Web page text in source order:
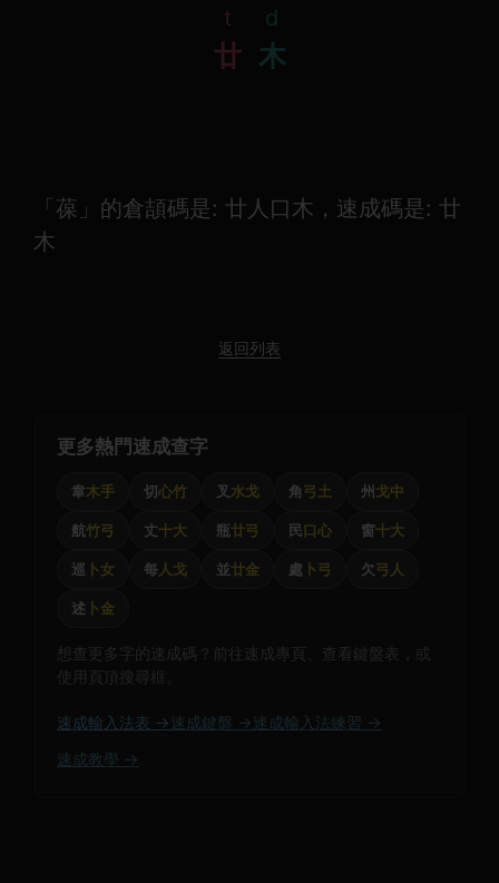
t
廿
d
木
「葆」的倉頡碼是: 廿人口木，速成碼是: 廿
木
返回列表
更多熱門速成查字
韋木手 切心竹 叉 水戈 角弓土 州 戈中
航竹弓 丈十大 瓶廿弓 民口心 窗十大
巡 卜女 每人戈 並廿金 處 卜弓 欠弓人
述 卜金
想查更多字的速成碼？前往速成專頁、查看鍵盤表，或
使用頁頂搜尋框。
速成輸入法表 → 速成鍵盤 → 速成輸入法練習 →
速成教學 →